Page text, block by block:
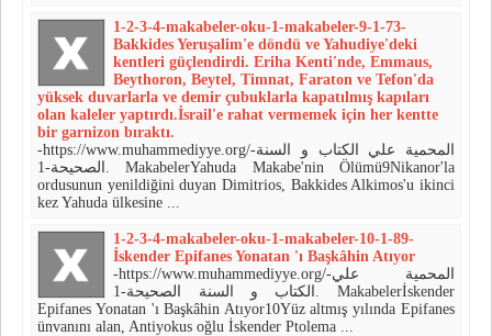
1-2-3-4-makabeler-oku-1-makabeler-9-1-73-
Bakkides Yeruşalim'e döndü ve Yahudiye'deki
kentleri güçlendirdi. Eriha Kenti'nde, Emmaus,
Beythoron, Beytel, Timnat, Faraton ve Tefon'da
yüksek duvarlarla ve demir çu­buklarla kapatılmış kapıları
olan kale­ler yaptırdı.İsrail'e rahat verme­mek için her kentte
bir garnizon bı­raktı.
-https://www.muhammediyye.org/-المحمية علي الكتاب و السنة
الصحيحة-1. MakabelerYahuda Makabe'nin Ölümü9Nikanor'la
ordusunun yenildiğini duyan Dimitrios, Bakkides Alkimos'u ikinci
kez Yahuda ülkesine ...
1-2-3-4-makabeler-oku-1-makabeler-10-1-89-
İskender Epifanes Yonatan 'ı Başkâhin Atıyor
-https://www.muhammediyye.org/-المحمية علي
الكتاب و السنة الصحيحة-1. Makabelerİskender
Epifanes Yonatan 'ı Başkâhin Atıyor10Yüz altmış yılında Epifanes
ünvanını alan, Antiyokus oğlu İskender Ptolema ...